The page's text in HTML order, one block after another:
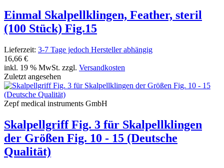
Einmal Skalpellklingen, Feather, steril
(100 Stück) Fig.15
Lieferzeit: 3-7 Tage jedoch Hersteller abhängig
16,66 €
inkl. 19 % MwSt. zzgl. Versandkosten
Zuletzt angesehen
Zepf medical instruments GmbH
Skalpellgriff Fig. 3 für Skalpellklingen
der Größen Fig. 10 - 15 (Deutsche
Qualität)